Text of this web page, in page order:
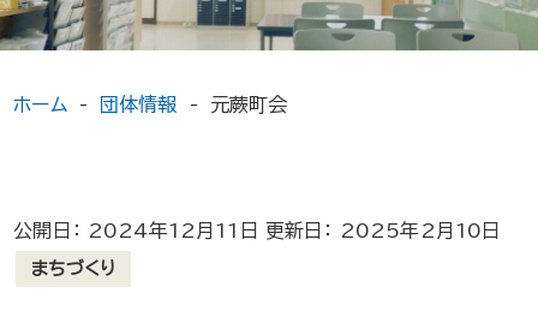
ホーム 団体情報 元蕨町会
公開日： 2024年12月11日 更新日： 2025年2月10日
まちづくり